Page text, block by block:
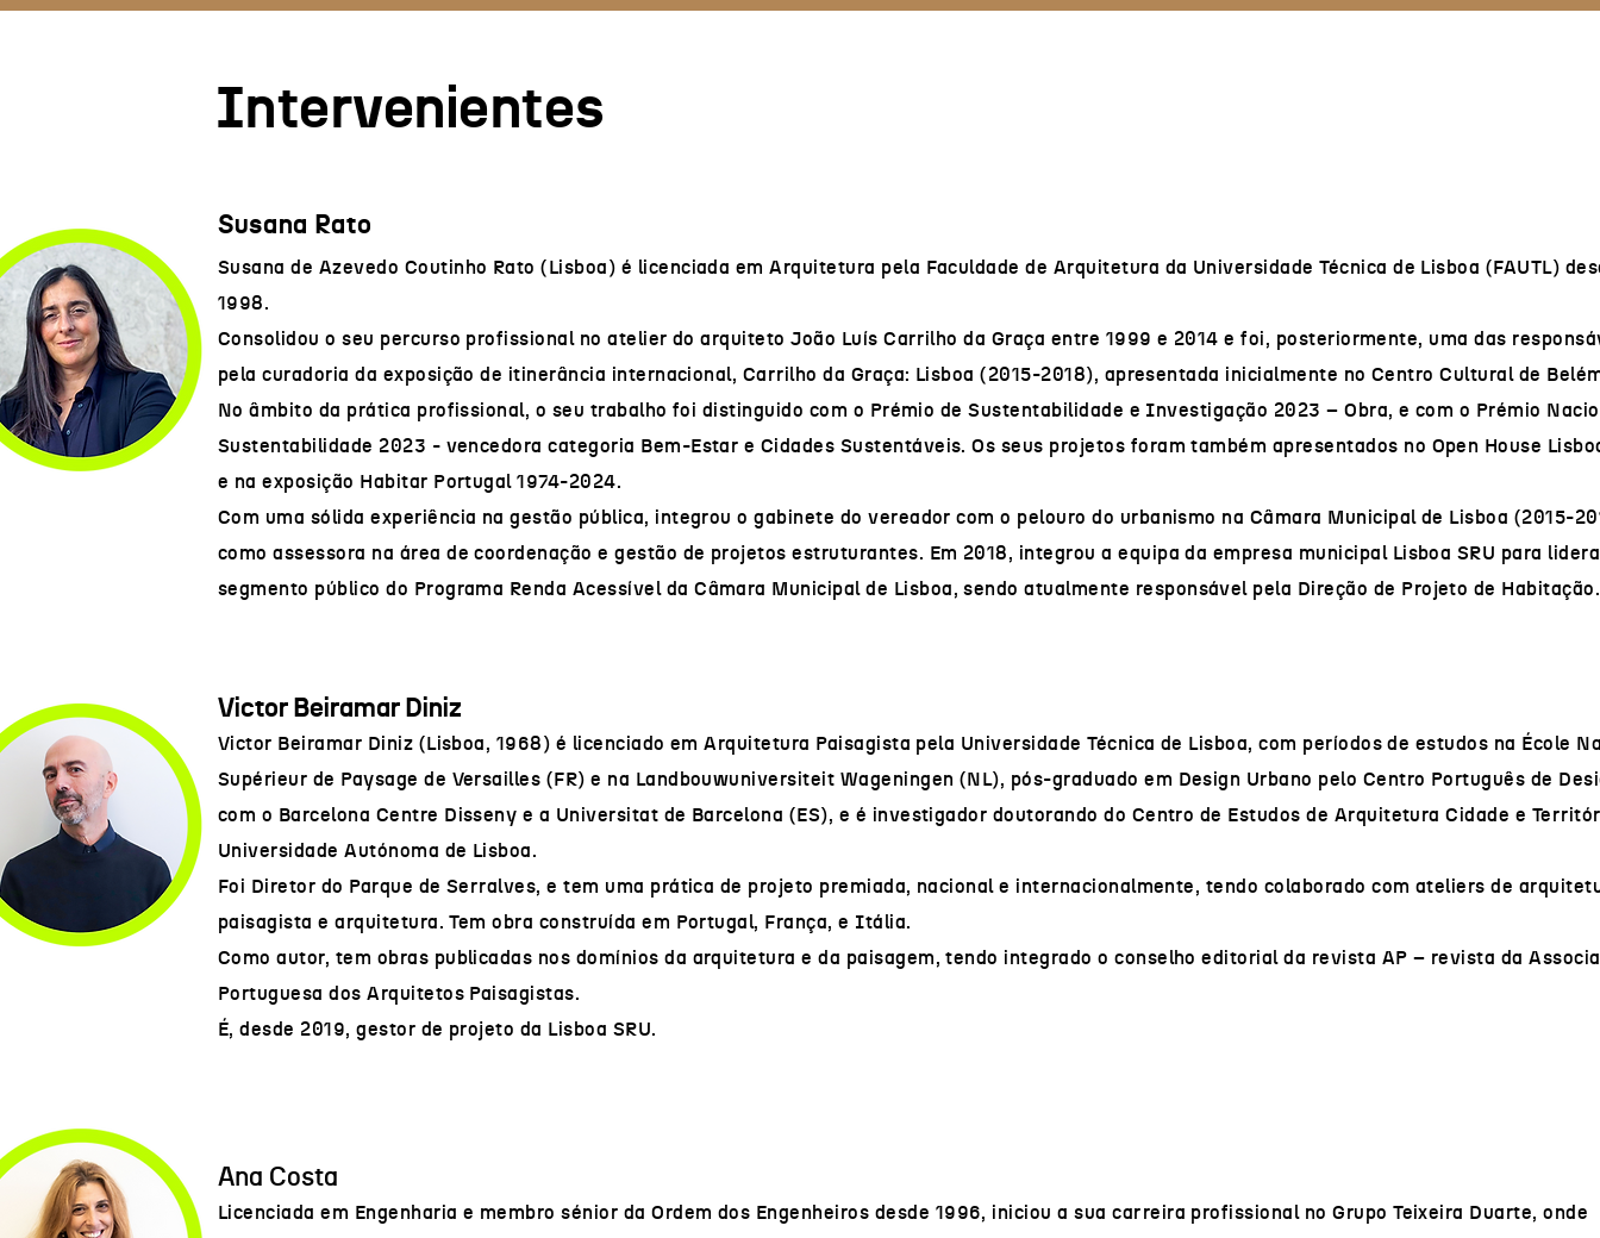
Intervenientes
Susana Rato
Susana de Azevedo Coutinho Rato (Lisboa) é licenciada em Arquitetura pela Faculdade de Arquitetura da Universidade Técnica de Lisboa (FAUTL)
1998.
Consolidou o seu percurso profissional no atelier do arquiteto João Luís Carrilho da Graça entre 1999 e 2014 e foi, posteriormente, uma das
pela curadoria da exposição de itinerância internacional, Carrilho da Graça: Lisboa (2015-2018), apresentada inicialmente no Centro Cultural de
No âmbito da prática profissional, o seu trabalho foi distinguido com o Prémio de Sustentabilidade e Investigação 2023 – Obra, e com o Prémio
Sustentabilidade 2023​ - vencedora categoria Bem-Estar e Cidades Sustentáveis. Os seus projetos foram também apresentados no Open House
e na exposição Habitar Portugal 1974-2024.
Com uma sólida experiência na gestão pública, integrou o gabinete do vereador com o pelouro do urbanismo na Câmara Municipal de Lisboa (2015-
como assessora na área de coordenação e gestão de projetos estruturantes. Em 2018, integrou a equipa da empresa municipal Lisboa SRU para
segmento público do Programa Renda Acessível da Câmara Municipal de Lisboa, sendo atualmente responsável pela Direção de Projeto de Habitação.
Victor Beiramar Diniz
Victor Beiramar Diniz (Lisboa, 1968) é licenciado em Arquitetura Paisagista pela Universidade Técnica de Lisboa, com períodos de estudos na École
Supérieur de Paysage de Versailles (FR) e na Landbouwuniversiteit Wageningen (NL), pós-graduado em Design Urbano pelo Centro Português de
com o Barcelona Centre Disseny e a Universitat de Barcelona (ES), e é investigador doutorando do Centro de Estudos de Arquitetura Cidade e
Universidade Autónoma de Lisboa.
Foi Diretor do Parque de Serralves, e tem uma prática de projeto premiada, nacional e internacionalmente, tendo colaborado com ateliers de
paisagista e arquitetura. Tem obra construída em Portugal, França, e Itália.
Como autor, tem obras publicadas nos domínios da arquitetura e da paisagem, tendo integrado o conselho editorial da revista AP – revista da
Portuguesa dos Arquitetos Paisagistas.
É, desde 2019, gestor de projeto da Lisboa SRU.
Ana Costa
Licenciada em Engenharia e membro sénior da Ordem dos Engenheiros desde 1996, iniciou a sua carreira profissional no Grupo Teixeira Duarte, onde